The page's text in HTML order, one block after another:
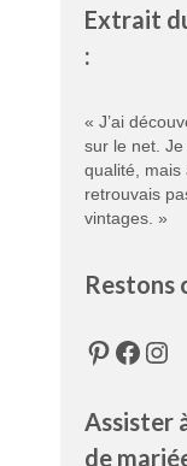
Extrait
:
« J’ai
sur le net.
qualité, mais
retrouvais
vintages. »
Restons
Pinterest
Assister
de